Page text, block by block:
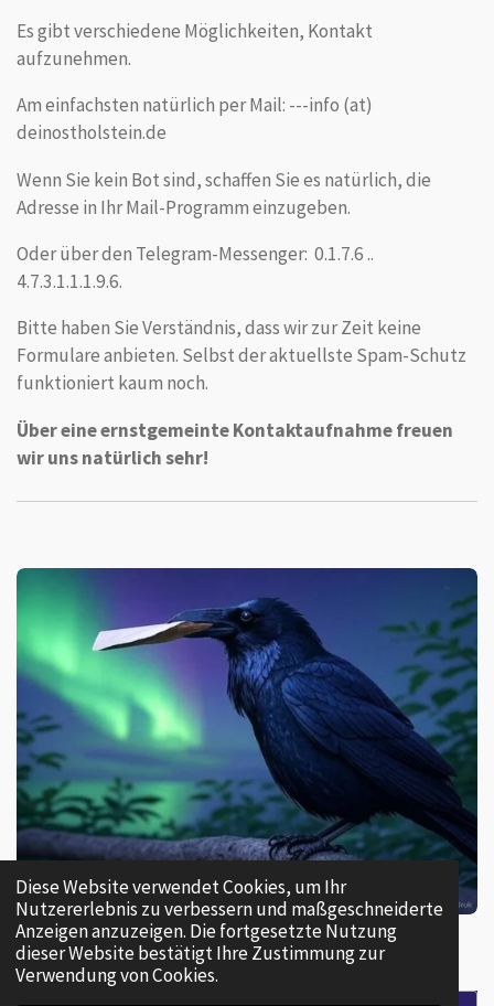
Diese Website verwendet Cookies, um Ihr
Nutzererlebnis zu verbessern und maßgeschneiderte
Anzeigen anzuzeigen. Die fortgesetzte Nutzung
dieser Website bestätigt Ihre Zustimmung zur
Verwendung von Cookies.
Es gibt verschiedene Möglichkeiten, Kontakt
aufzunehmen.
Am einfachsten natürlich per Mail: ---info (at)
deinostholstein.de
Wenn Sie kein Bot sind, schaffen Sie es natürlich, die
Adresse in Ihr Mail-Programm einzugeben.
Oder über den Telegram-Messenger: 0.1.7.6 ..
4.7.3.1.1.1.9.6.
Bitte haben Sie Verständnis, dass wir zur Zeit keine
Formulare anbieten. Selbst der aktuellste Spam-Schutz
funktioniert kaum noch.
Über eine ernstgemeinte Kontaktaufnahme freuen
wir uns natürlich sehr!